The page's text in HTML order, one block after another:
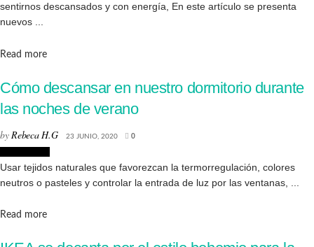
sentirnos descansados y con energía, En este artículo se presenta
nuevos ...
Read moreDetails
Cómo descansar en nuestro dormitorio durante
las noches de verano
by Rebeca H.G 23 JUNIO, 2020 0
Usar tejidos naturales que favorezcan la termorregulación, colores
neutros o pasteles y controlar la entrada de luz por las ventanas, ...
Read moreDetails